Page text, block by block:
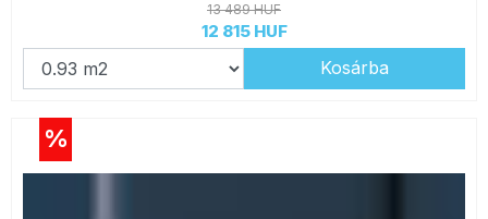
13 489 HUF
12 815 HUF
Kosárba
%